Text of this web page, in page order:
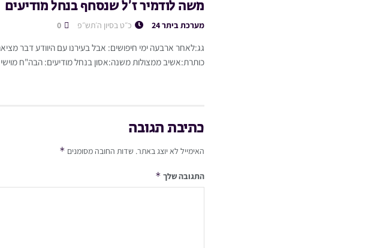
משה לודמיר ז’ל שנסחף בנחל מודיעים
מערכת ביתר 24 כ״ט בסיון ה׳תש״פ
גג:לאחר ארבעה ימי חיפושים: אבל בעירנו עם היוודע דבר
כותרת:אשיב ממצולות משנה:אסון בנחל מודיעים: הבה"ח
כתיבת תגובה
האימייל לא יוצג באתר. שדות החובה מסומנים *
התגובה שלך *